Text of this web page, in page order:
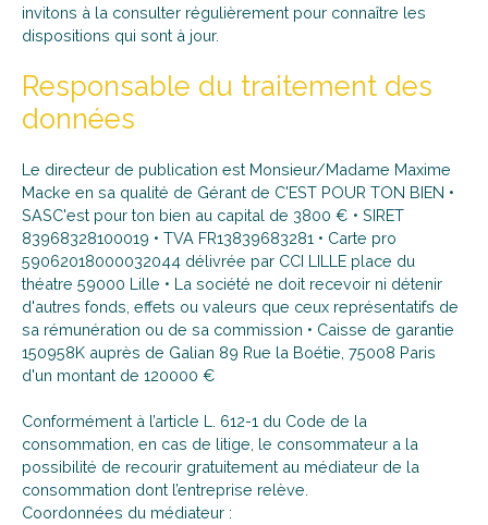
invitons à la consulter régulièrement pour connaître les
dispositions qui sont à jour.
Responsable du traitement des
données
Le directeur de publication est Monsieur/Madame Maxime
Macke en sa qualité de Gérant de C'EST POUR TON BIEN •
SASC'est pour ton bien au capital de 3800 € • SIRET
83968328100019 • TVA FR13839683281 • Carte pro
59062018000032044 délivrée par CCI LILLE place du
théatre 59000 Lille • La société ne doit recevoir ni détenir
d'autres fonds, effets ou valeurs que ceux représentatifs de
sa rémunération ou de sa commission • Caisse de garantie
150958K auprès de Galian 89 Rue la Boétie, 75008 Paris
d'un montant de 120000 €
Conformément à l’article L. 612-1 du Code de la
consommation, en cas de litige, le consommateur a la
possibilité de recourir gratuitement au médiateur de la
consommation dont l’entreprise relève.
Coordonnées du médiateur :